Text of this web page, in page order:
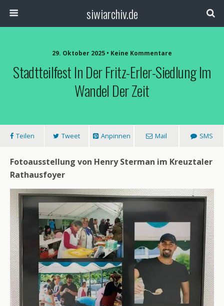
siwiarchiv.de
29. Oktober 2025 • Keine Kommentare
Stadtteilfest In Der Fritz-Erler-Siedlung Im
Wandel Der Zeit
Teilen Tweet Anpinnen Mail SMS
Fotoausstellung von Henry Sterman im Kreuztaler
Rathausfoyer